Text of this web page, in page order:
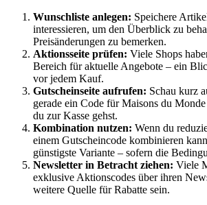
Wunschliste anlegen: Speichere
interessieren, um den Überblick zu
Preisänderungen zu bemerken.
Aktionsseite prüfen: Viele Shops
Bereich für aktuelle Angebote – ein
vor jedem Kauf.
Gutscheinseite aufrufen: Schau kurz
gerade ein Code für Maisons du
du zur Kasse gehst.
Kombination nutzen: Wenn du
einem Gutscheincode kombinieren
günstigste Variante – sofern die
Newsletter in Betracht ziehen: Viele
exklusive Aktionscodes über ihren
weitere Quelle für Rabatte sein.